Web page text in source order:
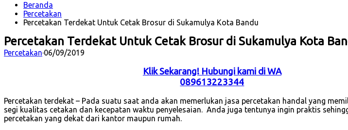
Beranda
Percetakan
Percetakan Terdekat Untuk Cetak Brosur di Sukamulya Kota Bandu
Percetakan Terdekat Untuk Cetak Brosur di Sukamulya Kota
Percetakan·06/09/2019
Klik Sekarang! Hubungi kami di WA
089613223344
Percetakan terdekat – Pada suatu saat anda akan memerlukan jasa percetakan handal yang
segi kualitas cetakan dan kecepatan waktu penyelesaian. Anda juga tentunya ingin praktis
percetakan yang dekat dari kantor maupun rumah.